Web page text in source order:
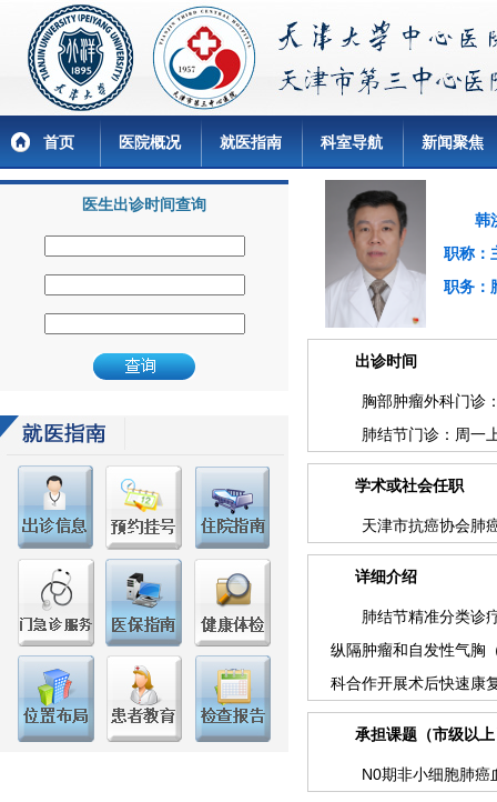
首页 医院概况 就医指南 科室导航 新闻聚焦
医生出诊时间查询
韩
职称：
职务：
出诊时间
胸部肿瘤外科门诊
肺结节门诊：周一
学术或社会任职
天津市抗癌协会肺癌
详细介绍
肺结节精准分类诊疗
纵隔肿瘤和自发性气胸
科合作开展术后快速康
承担课题（市级以
N0期非小细胞肺癌